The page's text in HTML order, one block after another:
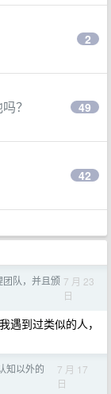
2
？ 49
42
团队，并且颁 7 月 23
日
遇到过类似的人，
知以外的
7 月 17
日